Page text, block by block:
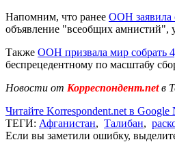
Напомним, что ранее ООН заявила
объявление "всеобщих
Также ООН призвала мир собрать
беспрецедентному по масштабу
Новости от Корреспондент.netв
Читайте Korrespondent.net в Google
ТЕГИ: Афганистан, Талибан,
Если вы заметили ошибку,